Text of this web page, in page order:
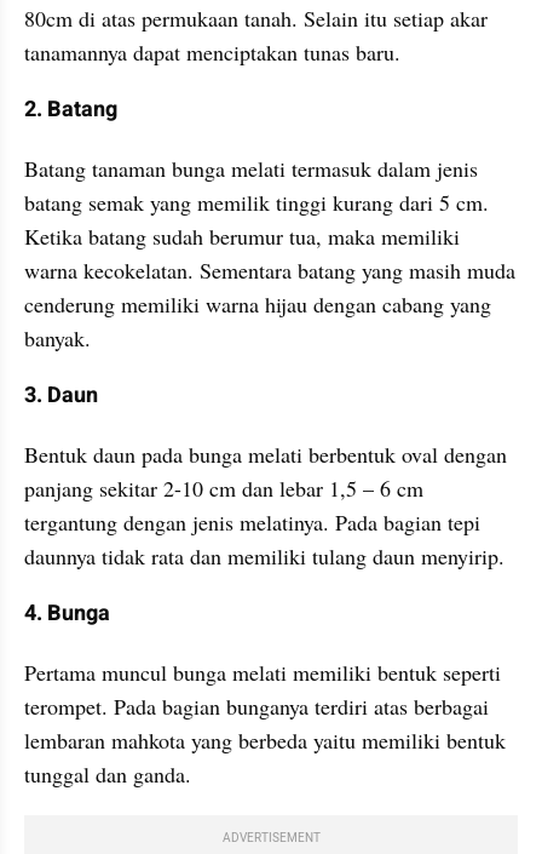
80cm di atas permukaan tanah. Selain itu setiap akar
tanamannya dapat menciptakan tunas baru.
2. Batang
Batang tanaman bunga melati termasuk dalam jenis
batang semak yang memilik tinggi kurang dari 5 cm.
Ketika batang sudah berumur tua, maka memiliki
warna kecokelatan. Sementara batang yang masih muda
cenderung memiliki warna hijau dengan cabang yang
banyak.
3. Daun
Bentuk daun pada bunga melati berbentuk oval dengan
panjang sekitar 2-10 cm dan lebar 1,5 – 6 cm
tergantung dengan jenis melatinya. Pada bagian tepi
daunnya tidak rata dan memiliki tulang daun menyirip.
4. Bunga
Pertama muncul bunga melati memiliki bentuk seperti
terompet. Pada bagian bunganya terdiri atas berbagai
lembaran mahkota yang berbeda yaitu memiliki bentuk
tunggal dan ganda.
ADVERTISEMENT